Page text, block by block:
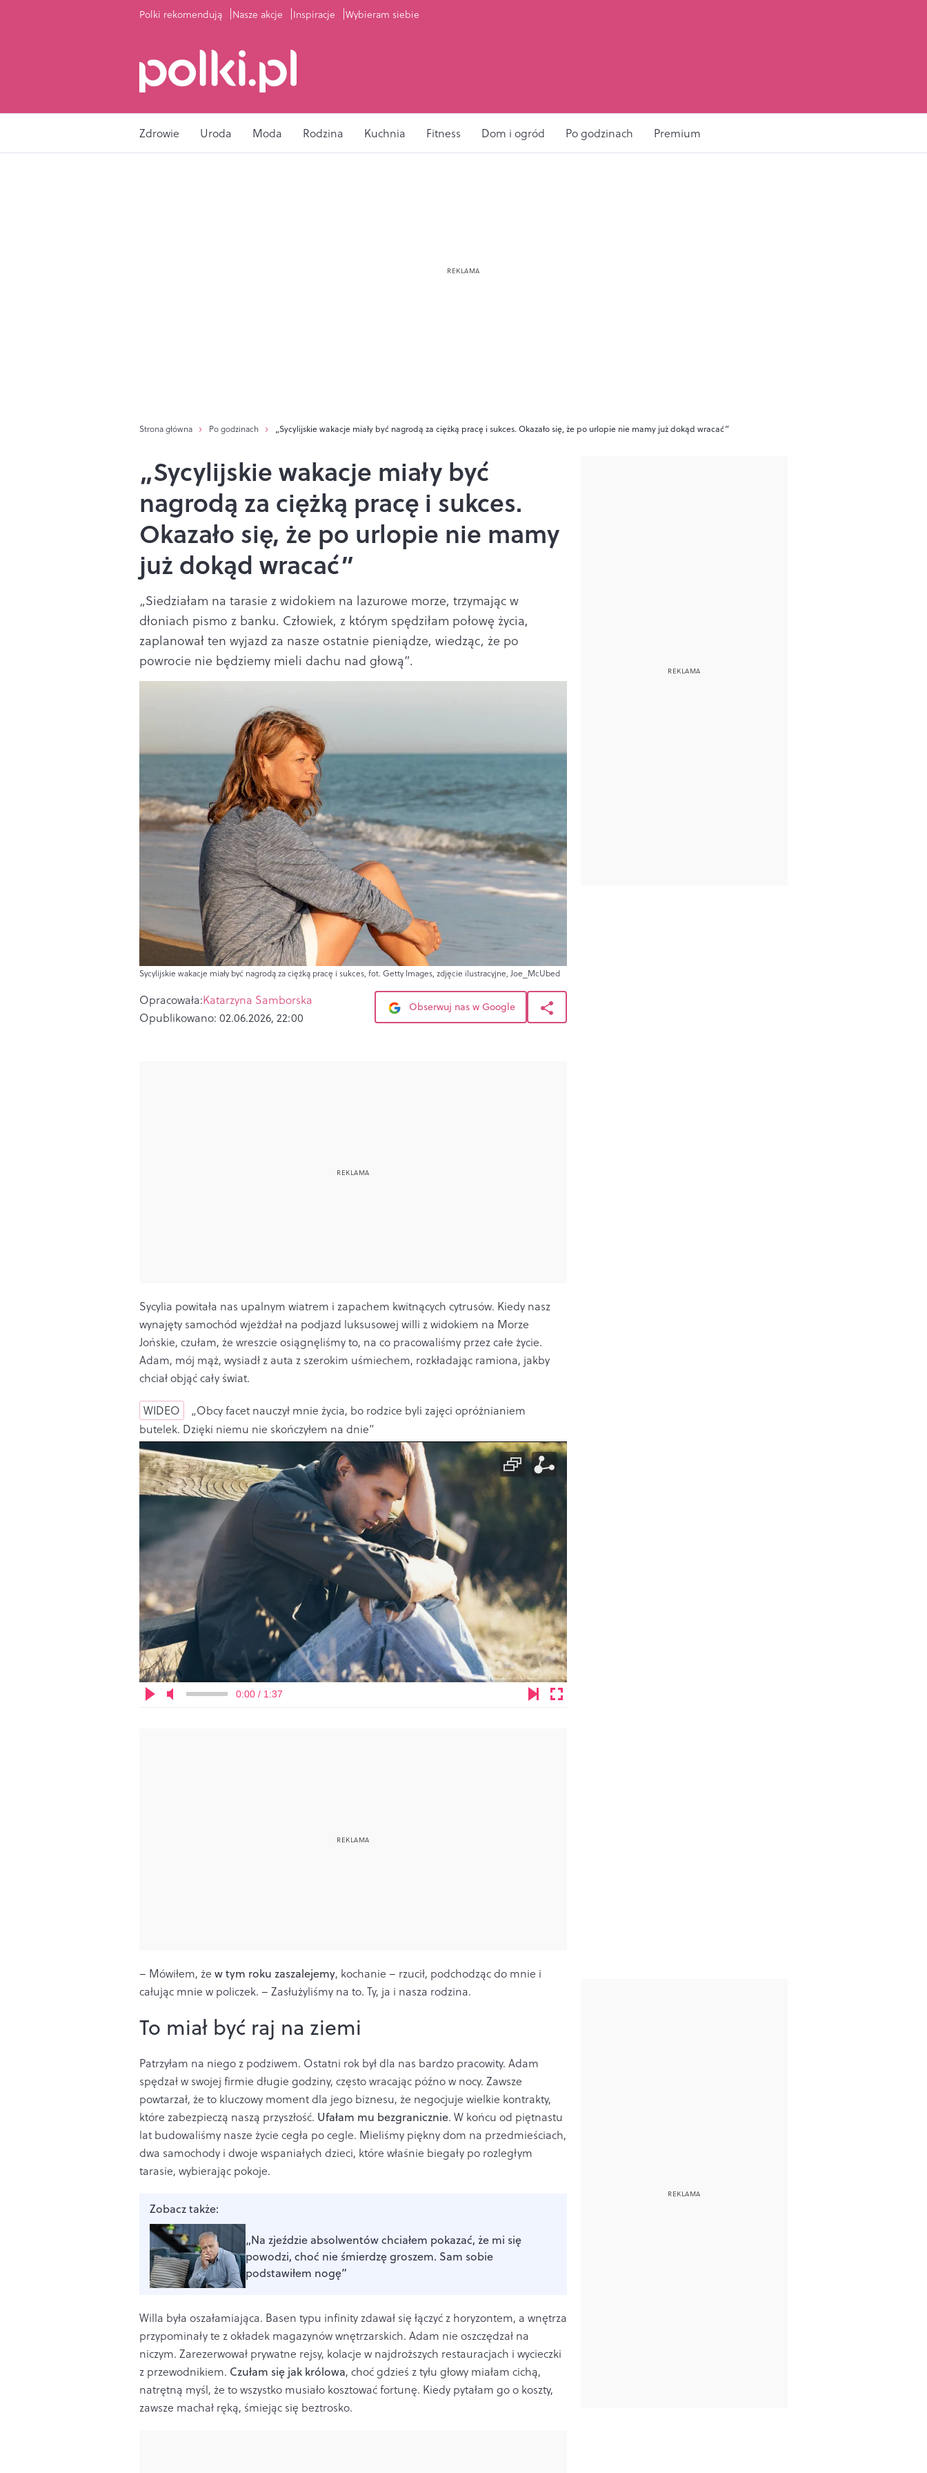
Polki rekomendują Nasze akcje Inspiracje Wybieram siebie
Zdrowie Uroda Moda Rodzina Kuchnia Fitness Dom i ogród Po godzinach Premium
Strona główna Po godzinach „Sycylijskie wakacje miały być nagrodą za ciężką pracę i sukces. Okazało się, że po urlopie nie mamy już dokąd wracać”
„Sycylijskie wakacje miały być
nagrodą za ciężką pracę i sukces.
Okazało się, że po urlopie nie mamy
już dokąd wracać”
„Siedziałam na tarasie z widokiem na lazurowe morze, trzymając w
dłoniach pismo z banku. Człowiek, z którym spędziłam połowę życia,
zaplanował ten wyjazd za nasze ostatnie pieniądze, wiedząc, że po
powrocie nie będziemy mieli dachu nad głową”.
Sycylijskie wakacje miały być nagrodą za ciężką pracę i sukces, fot. Getty Images, zdjęcie ilustracyjne, Joe_McUbed
Opracowała:Katarzyna Samborska
Opublikowano: 02.06.2026, 22:00
Obserwuj nas w Google
Sycylia powitała nas upalnym wiatrem i zapachem kwitnących cytrusów. Kiedy nasz
wynajęty samochód wjeżdżał na podjazd luksusowej willi z widokiem na Morze
Jońskie, czułam, że wreszcie osiągnęliśmy to, na co pracowaliśmy przez całe życie.
Adam, mój mąż, wysiadł z auta z szerokim uśmiechem, rozkładając ramiona, jakby
chciał objąć cały świat.
WIDEO
„Obcy facet nauczył mnie życia, bo rodzice byli zajęci opróżnianiem
butelek. Dzięki niemu nie skończyłem na dnie”
0:00 / 1:37
– Mówiłem, że w tym roku zaszalejemy, kochanie – rzucił, podchodząc do mnie i
całując mnie w policzek. – Zasłużyliśmy na to. Ty, ja i nasza rodzina.
To miał być raj na ziemi
Patrzyłam na niego z podziwem. Ostatni rok był dla nas bardzo pracowity. Adam
spędzał w swojej firmie długie godziny, często wracając późno w nocy. Zawsze
powtarzał, że to kluczowy moment dla jego biznesu, że negocjuje wielkie kontrakty,
które zabezpieczą naszą przyszłość. Ufałam mu bezgranicznie. W końcu od piętnastu
lat budowaliśmy nasze życie cegła po cegle. Mieliśmy piękny dom na przedmieściach,
dwa samochody i dwoje wspaniałych dzieci, które właśnie biegały po rozległym
tarasie, wybierając pokoje.
Zobacz także:
„Na zjeździe absolwentów chciałem pokazać, że mi się
powodzi, choć nie śmierdzę groszem. Sam sobie
podstawiłem nogę”
Willa była oszałamiająca. Basen typu infinity zdawał się łączyć z horyzontem, a wnętrza
przypominały te z okładek magazynów wnętrzarskich. Adam nie oszczędzał na
niczym. Zarezerwował prywatne rejsy, kolacje w najdroższych restauracjach i wycieczki
z przewodnikiem. Czułam się jak królowa, choć gdzieś z tyłu głowy miałam cichą,
natrętną myśl, że to wszystko musiało kosztować fortunę. Kiedy pytałam go o koszty,
zawsze machał ręką, śmiejąc się beztrosko.